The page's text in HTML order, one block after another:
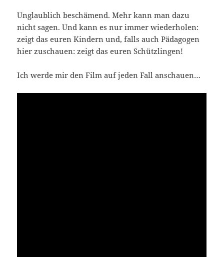
Unglaublich beschämend. Mehr kann man dazu
nicht sagen. Und kann es nur immer wiederholen:
zeigt das euren Kindern und, falls auch Pädagogen
hier zuschauen: zeigt das euren Schützlingen!
Ich werde mir den Film auf jeden Fall anschauen…